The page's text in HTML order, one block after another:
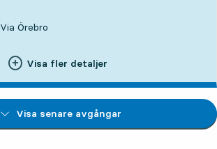
Via Örebro
Visa fler detaljer
Visa senare avgångar